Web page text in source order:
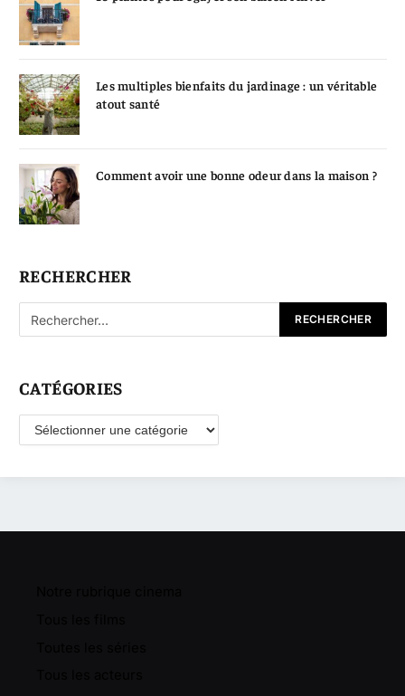
Les multiples bienfaits du jardinage : un véritable
atout santé
Comment avoir une bonne odeur dans la maison ?
RECHERCHER
CATÉGORIES
Catégories